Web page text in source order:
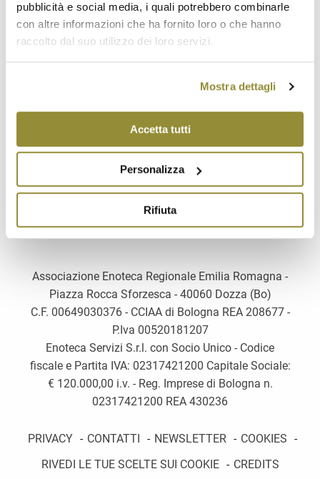
pubblicità e social media, i quali potrebbero combinarle
con altre informazioni che ha fornito loro o che hanno
raccolto dal suo utilizzo dei loro servizi.
Mostra dettagli
Accetta tutti
Personalizza
Rifiuta
Via Emilia Wine & Food
Associazione Enoteca Regionale Emilia Romagna -
Piazza Rocca Sforzesca - 40060 Dozza (Bo)
C.F. 00649030376 - CCIAA di Bologna REA 208677 -
P.Iva 00520181207
Enoteca Servizi S.r.l. con Socio Unico - Codice
fiscale e Partita IVA: 02317421200 Capitale Sociale:
€ 120.000,00 i.v. - Reg. Imprese di Bologna n.
02317421200 REA 430236
PRIVACY - CONTATTI - NEWSLETTER - COOKIES -
RIVEDI LE TUE SCELTE SUI COOKIE - CREDITS